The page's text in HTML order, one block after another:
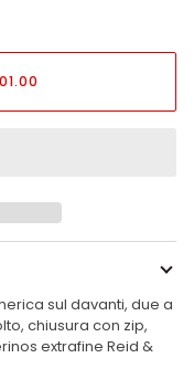
sul davanti, due a
chiusura con zip,
extrafine Reid &